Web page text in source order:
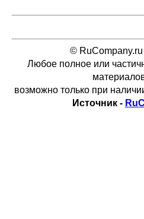
©
Любое полное или
возможно только при
Источник -